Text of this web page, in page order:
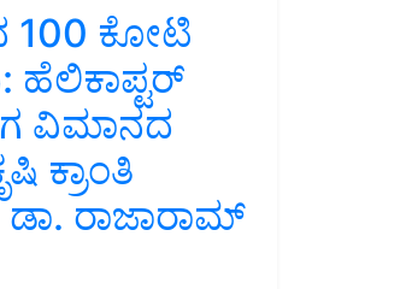
100 ಕೋಟಿ
ಹೆಲಿಕಾಪ್ಟರ್
ವಿಮಾನದ
ಕ್ರಾಂತಿ
ಡಾ. ರಾಜಾರಾಮ್